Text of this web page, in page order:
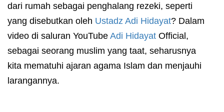
dari rumah sebagai penghalang rezeki, seperti
yang disebutkan oleh Ustadz Adi Hidayat? Dalam
video di saluran YouTube Adi Hidayat Official,
sebagai seorang muslim yang taat, seharusnya
kita mematuhi ajaran agama Islam dan menjauhi
larangannya.